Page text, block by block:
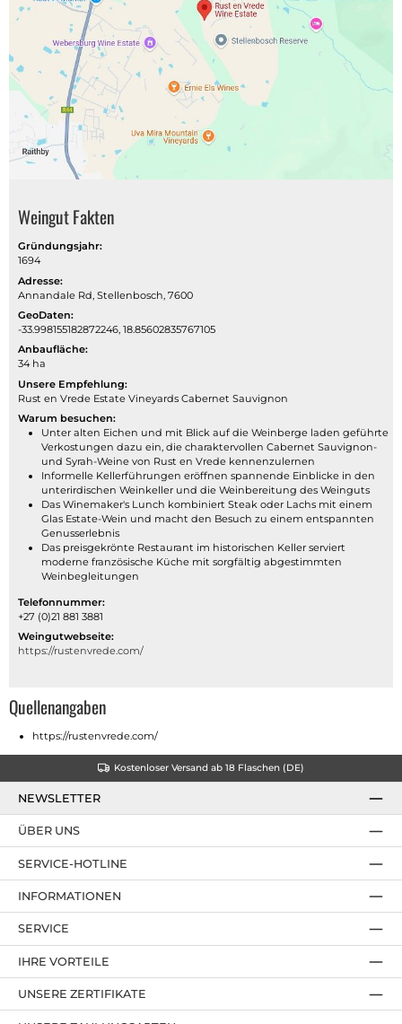
Weingut Fakten
Gründungsjahr:
1694
Adresse:
Annandale Rd, Stellenbosch, 7600
GeoDaten:
-33.998155182872246, 18.85602835767105
Anbaufläche:
34 ha
Unsere Empfehlung:
Rust en Vrede Estate Vineyards Cabernet Sauvignon
Warum besuchen:
Unter alten Eichen und mit Blick auf die Weinberge laden geführte
Verkostungen dazu ein, die charaktervollen Cabernet Sauvignon-
und Syrah-Weine von Rust en Vrede kennenzulernen
Informelle Kellerführungen eröffnen spannende Einblicke in den
unterirdischen Weinkeller und die Weinbereitung des Weinguts
Das Winemaker's Lunch kombiniert Steak oder Lachs mit einem
Glas Estate-Wein und macht den Besuch zu einem entspannten
Genusserlebnis
Das preisgekrönte Restaurant im historischen Keller serviert
moderne französische Küche mit sorgfältig abgestimmten
Weinbegleitungen
Telefonnummer:
+27 (0)21 881 3881
Weingutwebseite:
https://rustenvrede.com/
Quellenangaben
https://rustenvrede.com/
Kostenloser Versand ab 18 Flaschen (DE)
NEWSLETTER
SERVICE-HOTLINE
IHRE VORTEILE
ÜBER UNS
UNSERE ZERTIFIKATE
INFORMATIONEN
SERVICE